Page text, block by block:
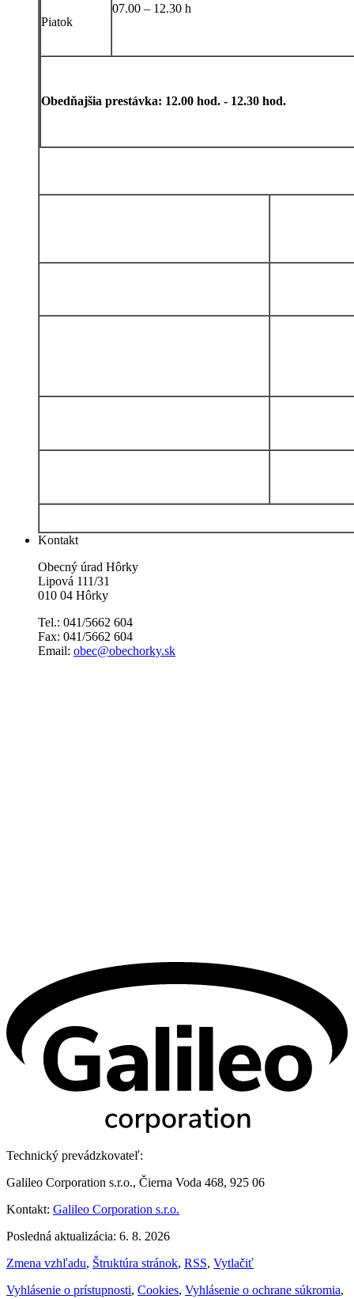
Piatok
07.00 – 12.30 h
Obedňajšia prestávka: 12.00 hod. - 12.30 hod.
Kontakt
Obecný úrad Hôrky
Lipová 111/31
010 04 Hôrky
Tel.: 041/5662 604
Fax: 041/5662 604
Email: obec@obechorky.sk
Technický prevádzkovateľ:
Galileo Corporation s.r.o., Čierna Voda 468, 925 06
Kontakt: Galileo Corporation s.r.o.
Posledná aktualizácia: 6. 8. 2026
Zmena vzhľadu, Štruktúra stránok, RSS, Vytlačiť
Vyhlásenie o prístupnosti, Cookies, Vyhlásenie o ochrane súkromia,